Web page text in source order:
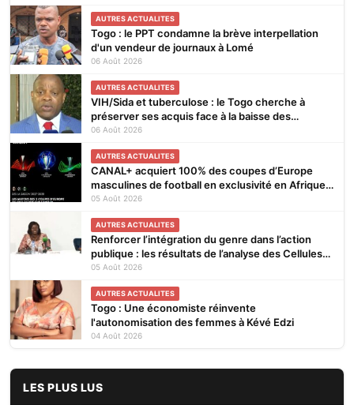
AUTRES ACTUALITES
Togo : le PPT condamne la brève interpellation
d'un vendeur de journaux à Lomé
06 Août 2026
AUTRES ACTUALITES
VIH/Sida et tuberculose : le Togo cherche à
préserver ses acquis face à la baisse des
financements
06 Août 2026
AUTRES ACTUALITES
CANAL+ acquiert 100% des coupes d’Europe
masculines de football en exclusivité en Afrique
subsaharienne pour 4 saisons jusqu’en 2031
05 Août 2026
AUTRES ACTUALITES
Renforcer l’intégration du genre dans l’action
publique : les résultats de l’analyse des Cellules
Focales Genre restitués à Lomé
05 Août 2026
AUTRES ACTUALITES
Togo : Une économiste réinvente
l'autonomisation des femmes à Kévé Edzi
04 Août 2026
LES PLUS LUS